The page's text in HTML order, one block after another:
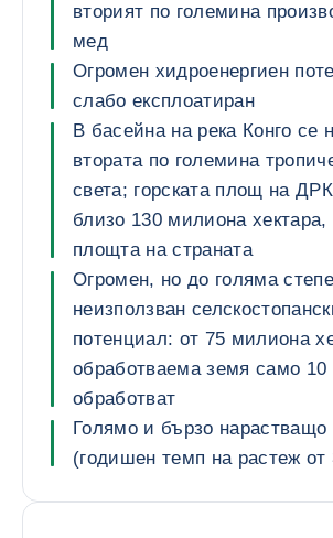
вторият по големина
мед
Огромен хидроенергиен
слабо експлоатиран
В басейна на река Конго се
втората по големина
света; горската площ на
близо 130 милиона
площта на страната
Огромен, но до голяма
неизползван
потенциал: от 75 милиона
обработваема земя само
обработват
Голямо и бързо нарастващо
(годишен темп на растеж от